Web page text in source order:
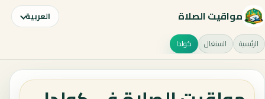
مواقيت الصلاة العربية
الرئيسية السنغال كولدا